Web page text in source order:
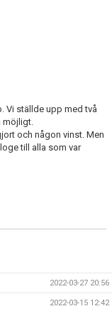
Vi ställde upp med två
möjligt.
och någon vinst. Men
till alla som var
2022-03-27 20:56
2022-03-15 12:42